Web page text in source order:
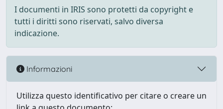
I documenti in IRIS sono protetti da copyright e
tutti i diritti sono riservati, salvo diversa
indicazione.
Informazioni
Utilizza questo identificativo per citare o creare un